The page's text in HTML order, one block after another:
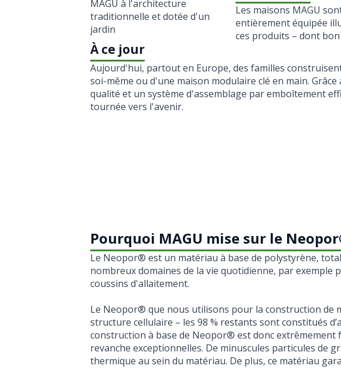
Les maisons MAGU
entièrement équipée
ces produits – dont
À ce jour
Aujourd'hui, partout en Europe, des familles
soi-même ou d'une maison modulaire clé en main.
qualité et un système d'assemblage par emboîtement
tournée vers l'avenir.
Pourquoi MAGU mise sur le
Le Neopor® est un matériau à base de polystyrène,
nombreux domaines de la vie quotidienne, par
coussins d'allaitement.
Le Neopor® que nous utilisons pour la construction de
structure cellulaire – les 98 % restants sont constitués
construction à base de Neopor® est donc
revanche exceptionnelles. De minuscules particules de
thermique au sein du matériau. De plus, ce matériau